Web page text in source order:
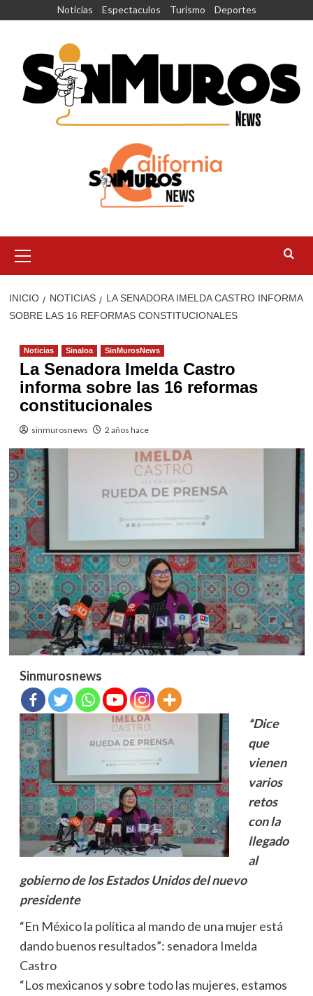
Noticias Espectaculos Turismo Deportes
principal
INICIO NOTICIAS
LA SENADORA IMELDA CASTRO INFORMA
SOBRE LAS 16 REFORMAS CONSTITUCIONALES
Noticias Sinaloa SinMurosNews
La Senadora Imelda Castro
informa sobre las 16 reformas
constitucionales
sinmurosnews 2 años hace
Sinmurosnews
*Dice
que
vienen
varios
retos
con la
llegado
al
gobierno de los Estados Unidos del nuevo
presidente
“En México la política al mando de una mujer está
dando buenos resultados”: senadora Imelda
Castro
“Los mexicanos y sobre todo las mujeres, estamos